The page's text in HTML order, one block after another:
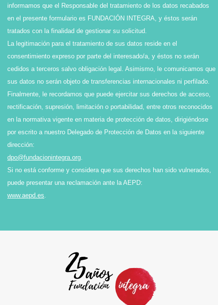
informamos que el Responsable del tratamiento de los datos recabados
en el presente formulario es FUNDACIÓN INTEGRA, y éstos serán
tratados con la finalidad de gestionar su solicitud.
La legitimación para el tratamiento de sus datos reside en el
consentimiento expreso por parte del interesado/a, y éstos no serán
cedidos a terceros salvo obligación legal. Asimismo, le comunicamos que
sus datos no serán objeto de transferencias internacionales ni perfilado.
Finalmente, le recordamos que puede ejercitar sus derechos de acceso,
rectificación, supresión, limitación o portabilidad, entre otros reconocidos
en la normativa vigente en materia de protección de datos, dirigiéndose
por escrito a nuestro Delegado de Protección de Datos en la siguiente
dirección:
dpo@fundacionintegra.org
Si no está conforme y considera que sus derechos han sido vulnerados,
puede presentar una reclamación ante la AEPD:
www.aepd.es